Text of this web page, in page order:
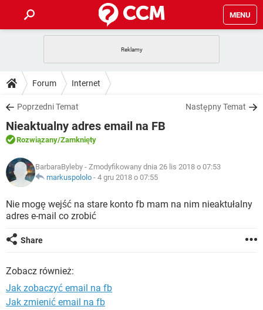
MENU
GRY
SPOTIFY
INSTAGRAM FACEBOOK
WINDOWS 10
PORADY
PlayStation
SPOTIFY
INSTAGRAM
WINDOWS 10
DO POBRANIA
ANDROID TIKTOK
GRY
IOS NETFLIX
INSTAGRAM
WINDOWS 10
FORUM
COVID-19
GRY WHATSAPP
INSTAGRAM
WINDOWS 10
ARTYKUŁY
COVID-19
GRY WHATSAPP
INSTAGRAM
WINDOWS 10
Forum Internet
Poprzedni Temat Następny Temat
Nieaktualny adres email na FB
Rozwiązany/Zamknięty
BarbaraByleby - Zmodyfikowany dnia 26 lis 2018 o 07:53
markuspololo - 4 gru 2018 o 07:55
Nie mogę wejść na stare konto fb mam na nim nieaktułalny
adres e-mail co zrobić
Share
Zobacz również:
Jak zobaczyć email na fb
Jak zmienić email na fb